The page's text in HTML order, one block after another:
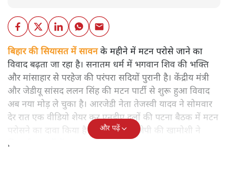
बिहार की सियासत में सावनके महीने में मटन परोसे जाने का
विवाद बढ़ता जा रहा है। सनातम धर्म में भगवान शिव की भक्ति
और मांसाहार से परहेज की परंपरा सदियों पुरानी है। केंद्रीय मंत्री
और जेडीयू सांसद ललन सिंह की मटन पार्टी से शुरू हुआ विवाद
अब नया मोड़ ले चुका है। आरजेडी नेता तेजस्वी यादव ने सोमवार
देर रात एक वीडियो शेयर कर एनडीए दलों की पटना बैठक में मटन
परोसने का दावा किया है। इस मुद्दे पर बीजेपी की खामोशी ने
सियासी हलकों में सवाल खड़े कर दिए हैं।
और पढ़ें